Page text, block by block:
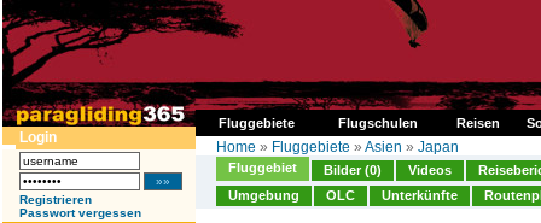
Fluggebiete Flugschulen Reisen
Login
Registrieren
Passwort vergessen
Home » Fluggebiete » Asien » Japan
Fluggebiet Bilder (0) Videos
Umgebung
OLC Unterkünfte